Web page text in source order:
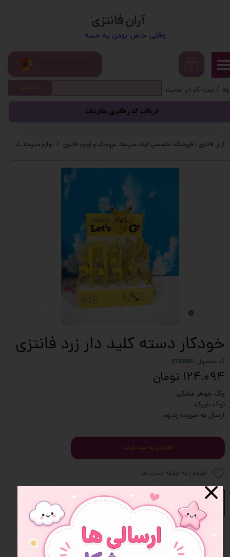
آران فانتزی
​​وقتی خاص بودن یه حسه . . .
/ ثبت نام در سایت
سفارشات
خروج از حساب کاربری
دریافت کد رهگیری سفارشات
جستجو
آران فانتزی | فروشگاه تخصصی کیف مدرسه، عروسک و لوازم فانتزی لوازم مدرسه
خودکار دسته کلید دار زرد فانتزی
کد محصول: 6785890
۱۲۴,۰۹۴ تومان
رنگ جوهر مشکی
نوک باریک
ارسال به صورت رندوم
افزودن به سبد خرید
افزودن به علاقه مندی ها
نظرات